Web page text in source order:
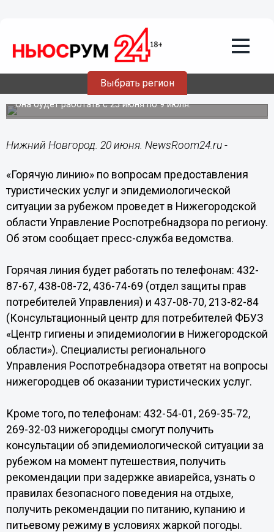
Выбрать регион
«Горячую линию» по вопросам
предоставления туруслуг проведет
Роспотребнадзор в Нижегородской
Она будет работать с 25 июня по 9 июля.
Нижний Новгород. 20 июня. NewsRoom24.ru -
«Горячую линию» по вопросам предоставления
туристических услуг и эпидемиологической
ситуации за рубежом проведет в Нижегородской
области Управление Роспотребнадзора по региону.
Об этом сообщает пресс-служба ведомства.
Горячая линия будет работать по телефонам: 432-
87-67, 438-08-72, 436-74-69 (отдел защиты прав
потребителей Управления) и 437-08-70, 213-82-84
(Консультационный центр для потребителей ФБУЗ
«Центр гигиены и эпидемиологии в Нижегородской
области»). Специалисты регионального
Управления Роспотребнадзора ответят на вопросы
нижегородцев об оказании туристических услуг.
Кроме того, по телефонам: 432-54-01, 269-35-72,
269-32-03 нижегородцы смогут получить
консультации об эпидемиологической ситуации за
рубежом на момент путешествия, получить
рекомендации при задержке авиарейса, узнать о
правилах безопасного поведения на отдыхе,
получить рекомендации по питанию, купанию и
питьевому режиму в условиях жаркой погоды.